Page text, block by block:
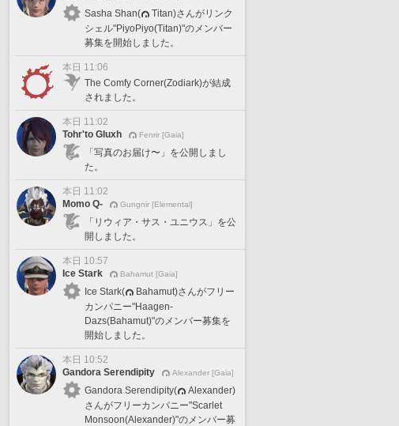
Sasha Shan(
Titan)さんがリンク
シェル"PiyoPiyo(Titan)"のメンバー
募集を開始しました。
本日 11:06
The Comfy Corner(Zodiark)が結成
されました。
本日 11:02
Tohr'to Gluxh
Fenrir [Gaia]
「写真のお届け〜」を公開しまし
た。
本日 11:02
Momo Q-
Gungnir [Elemental]
「リウィア・サス・ユニウス」を公
開しました。
本日 10:57
Ice Stark
Bahamut [Gaia]
Ice Stark(
Bahamut)さんがフリー
カンパニー"Haagen-
Dazs(Bahamut)"のメンバー募集を
開始しました。
本日 10:52
Gandora Serendipity
Alexander [Gaia]
Gandora Serendipity(
Alexander)
さんがフリーカンパニー"Scarlet
Monsoon(Alexander)"のメンバー募